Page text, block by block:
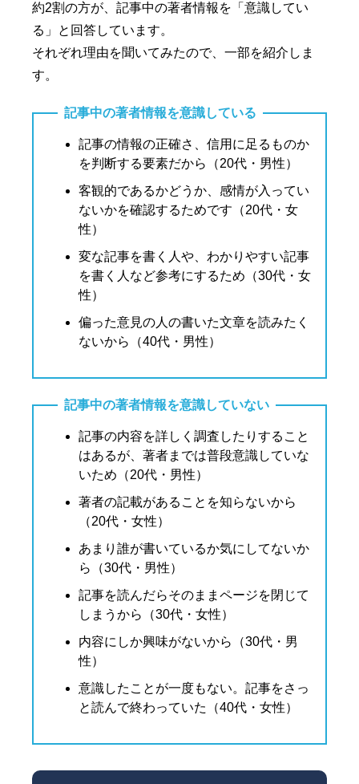
約2割の方が、記事中の著者情報を「意識してい
る」と回答しています。
それぞれ理由を聞いてみたので、一部を紹介しま
す。
記事中の著者情報を意識している
記事の情報の正確さ、信用に足るものか
を判断する要素だから（20代・男性）
客観的であるかどうか、感情が入ってい
ないかを確認するためです（20代・女
性）
変な記事を書く人や、わかりやすい記事
を書く人など参考にするため（30代・女
性）
偏った意見の人の書いた文章を読みたく
ないから（40代・男性）
記事中の著者情報を意識していない
記事の内容を詳しく調査したりすること
はあるが、著者までは普段意識していな
いため（20代・男性）
著者の記載があることを知らないから
（20代・女性）
あまり誰が書いているか気にしてないか
ら（30代・男性）
記事を読んだらそのままページを閉じて
しまうから（30代・女性）
内容にしか興味がないから（30代・男
性）
意識したことが一度もない。記事をさっ
と読んで終わっていた（40代・女性）